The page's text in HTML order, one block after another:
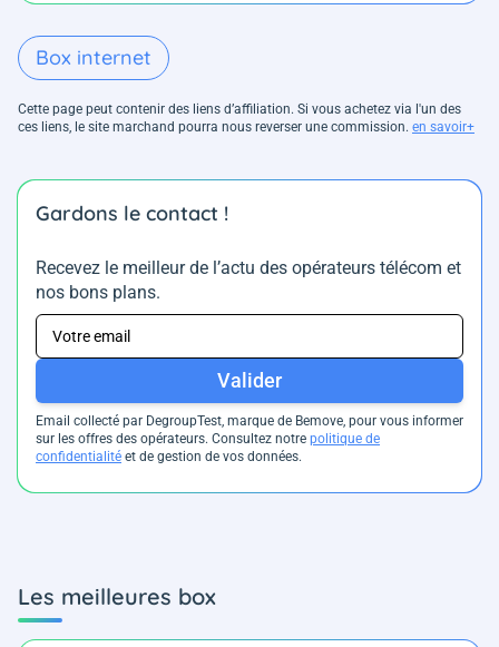
Box internet
Cette page peut contenir des liens d’affiliation. Si vous achetez via l'un des
ces liens, le site marchand pourra nous reverser une commission. en savoir+
Gardons le contact !
Recevez le meilleur de l’actu des opérateurs télécom et
nos bons plans.
Valider
Email collecté par DegroupTest, marque de Bemove, pour vous informer
sur les offres des opérateurs. Consultez notre politique de
confidentialité et de gestion de vos données.
Les meilleures box